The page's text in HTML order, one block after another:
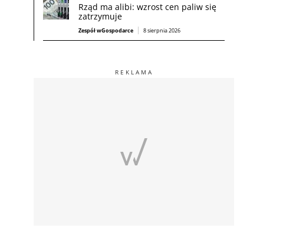
Rząd ma alibi: wzrost cen paliw się
zatrzymuje
Zespół wGospodarce 8 sierpnia 2026